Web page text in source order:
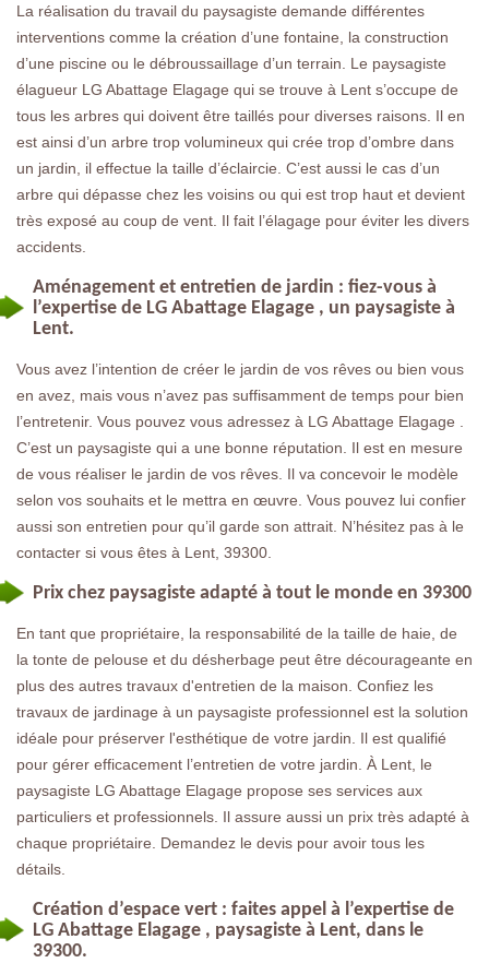
La réalisation du travail du paysagiste demande différentes
interventions comme la création d’une fontaine, la construction
d’une piscine ou le débroussaillage d’un terrain. Le paysagiste
élagueur LG Abattage Elagage qui se trouve à Lent s’occupe de
tous les arbres qui doivent être taillés pour diverses raisons. Il en
est ainsi d’un arbre trop volumineux qui crée trop d’ombre dans
un jardin, il effectue la taille d’éclaircie. C’est aussi le cas d’un
arbre qui dépasse chez les voisins ou qui est trop haut et devient
très exposé au coup de vent. Il fait l’élagage pour éviter les divers
accidents.
Aménagement et entretien de jardin : fiez-vous à
l’expertise de LG Abattage Elagage , un paysagiste à
Lent.
Vous avez l’intention de créer le jardin de vos rêves ou bien vous
en avez, mais vous n’avez pas suffisamment de temps pour bien
l’entretenir. Vous pouvez vous adressez à LG Abattage Elagage .
C’est un paysagiste qui a une bonne réputation. Il est en mesure
de vous réaliser le jardin de vos rêves. Il va concevoir le modèle
selon vos souhaits et le mettra en œuvre. Vous pouvez lui confier
aussi son entretien pour qu’il garde son attrait. N’hésitez pas à le
contacter si vous êtes à Lent, 39300.
Prix chez paysagiste adapté à tout le monde en 39300
En tant que propriétaire, la responsabilité de la taille de haie, de
la tonte de pelouse et du désherbage peut être décourageante en
plus des autres travaux d'entretien de la maison. Confiez les
travaux de jardinage à un paysagiste professionnel est la solution
idéale pour préserver l'esthétique de votre jardin. Il est qualifié
pour gérer efficacement l’entretien de votre jardin. À Lent, le
paysagiste LG Abattage Elagage propose ses services aux
particuliers et professionnels. Il assure aussi un prix très adapté à
chaque propriétaire. Demandez le devis pour avoir tous les
détails.
Création d’espace vert : faites appel à l’expertise de
LG Abattage Elagage , paysagiste à Lent, dans le
39300.